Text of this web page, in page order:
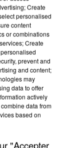
REFUGES
Create
personalised
content
or combinations
Create
prevent and
and content;
may
data to offer
actively
data from
based on
"Accepter